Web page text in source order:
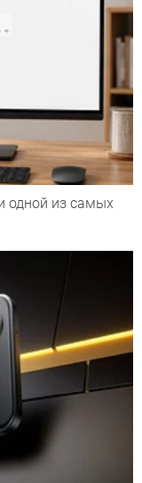
одной из самых